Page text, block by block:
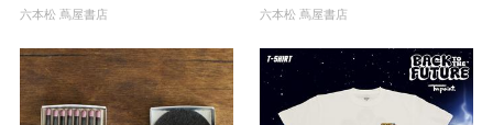
六本松 蔦屋書店 六本松 蔦屋書店